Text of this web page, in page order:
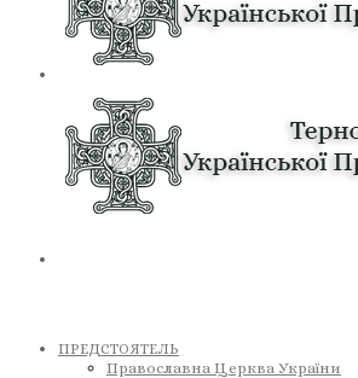
ПРЕДСТОЯТЕЛЬ
Православна Церква України